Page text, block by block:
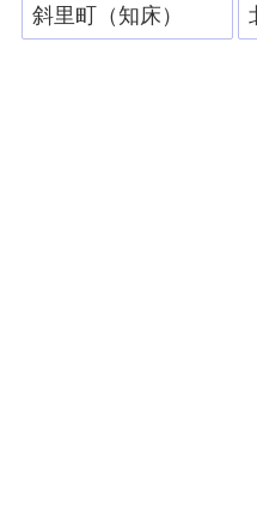
斜里町（知床）